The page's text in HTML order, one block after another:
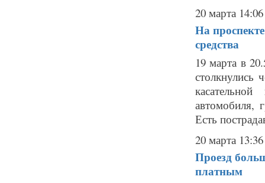
20 марта 14:06
На
средства
19 марта в
столкнулись
автомобиля,
Есть
20 марта 13:36
Проезд
платным